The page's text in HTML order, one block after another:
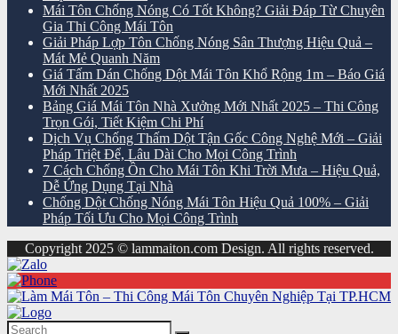
Mái Tôn Chống Nóng Có Tốt Không? Giải Đáp Từ Chuyên
Gia Thi Công Mái Tôn
Giải Pháp Lợp Tôn Chống Nóng Sân Thượng Hiệu Quả –
Mát Mẻ Quanh Năm
Giá Tấm Dán Chống Dột Mái Tôn Khổ Rộng 1m – Báo Giá
Mới Nhất 2025
Bảng Giá Mái Tôn Nhà Xưởng Mới Nhất 2025 – Thi Công
Trọn Gói, Tiết Kiệm Chi Phí
Dịch Vụ Chống Thấm Dột Tận Gốc Công Nghệ Mới – Giải
Pháp Triệt Để, Lâu Dài Cho Mọi Công Trình
7 Cách Chống Ồn Cho Mái Tôn Khi Trời Mưa – Hiệu Quả,
Dễ Ứng Dụng Tại Nhà
Chống Dột Chống Nóng Mái Tôn Hiệu Quả 100% – Giải
Pháp Tối Ưu Cho Mọi Công Trình
Copyright 2025 © lammaiton.com Design. All rights reserved.